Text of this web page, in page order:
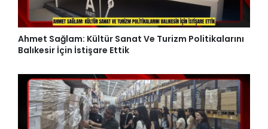
Ahmet Sağlam: Kültür Sanat Ve Turizm Politikalarını
Balıkesir İçin İstişare Ettik